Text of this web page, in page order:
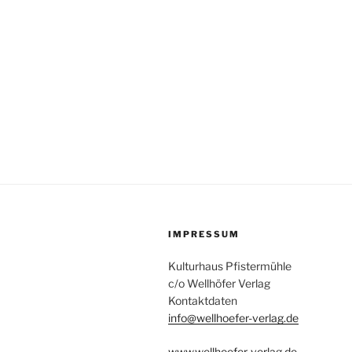
IMPRESSUM
Kulturhaus Pfistermühle
c/o Wellhöfer Verlag
Kontaktdaten
info@wellhoefer-verlag.de